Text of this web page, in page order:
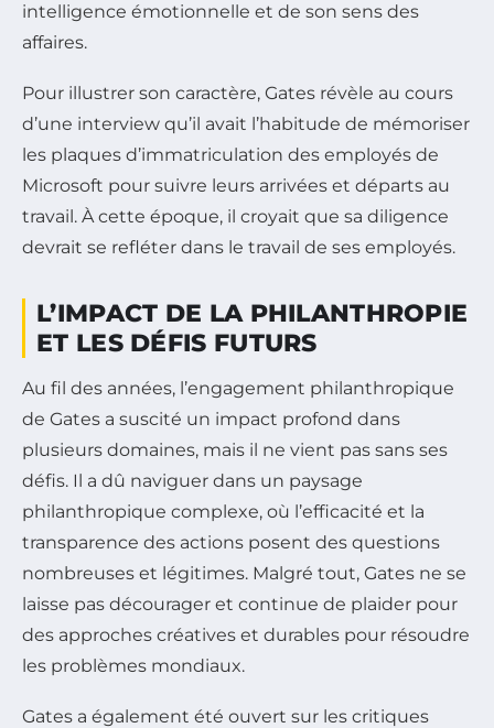
intelligence émotionnelle et de son sens des
affaires.
Pour illustrer son caractère, Gates révèle au cours
d’une interview qu’il avait l’habitude de mémoriser
les plaques d’immatriculation des employés de
Microsoft pour suivre leurs arrivées et départs au
travail. À cette époque, il croyait que sa diligence
devrait se refléter dans le travail de ses employés.
L’IMPACT DE LA PHILANTHROPIE
ET LES DÉFIS FUTURS
Au fil des années, l’engagement philanthropique
de Gates a suscité un impact profond dans
plusieurs domaines, mais il ne vient pas sans ses
défis. Il a dû naviguer dans un paysage
philanthropique complexe, où l’efficacité et la
transparence des actions posent des questions
nombreuses et légitimes. Malgré tout, Gates ne se
laisse pas décourager et continue de plaider pour
des approches créatives et durables pour résoudre
les problèmes mondiaux.
Gates a également été ouvert sur les critiques